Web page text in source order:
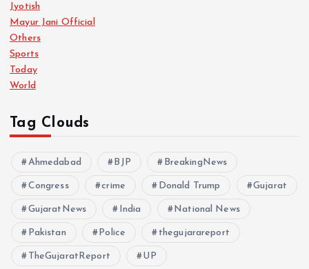
Jyotish
Mayur Jani Official
Others
Sports
Today
World
Tag Clouds
Ahmedabad BJP BreakingNews
Congress crime Donald Trump Gujarat
GujaratNews India National News
Pakistan Police thegujarareport
TheGujaratReport UP